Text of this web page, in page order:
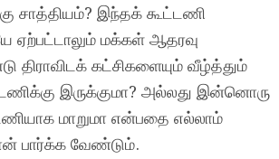
சாத்தியம்? இந்தக் கூட்டணி
ஏற்பட்டாலும் மக்கள் ஆதரவு
திராவிடக் கட்சிகளையும் வீழ்த்தும்
இருக்குமா? அல்லது இன்னொரு
மாறுமா என்பதை எல்லாம்
பார்க்க வேண்டும்.